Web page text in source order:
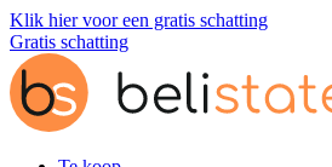
Klik hier voor een gratis schatting
Gratis schatting